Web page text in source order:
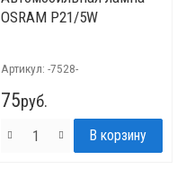
OSRAM P21/5W
Артикул: -7528-
75руб.